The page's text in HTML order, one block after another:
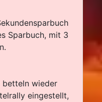
Sparbuch, mit 3
betteln wieder
eingestellt,